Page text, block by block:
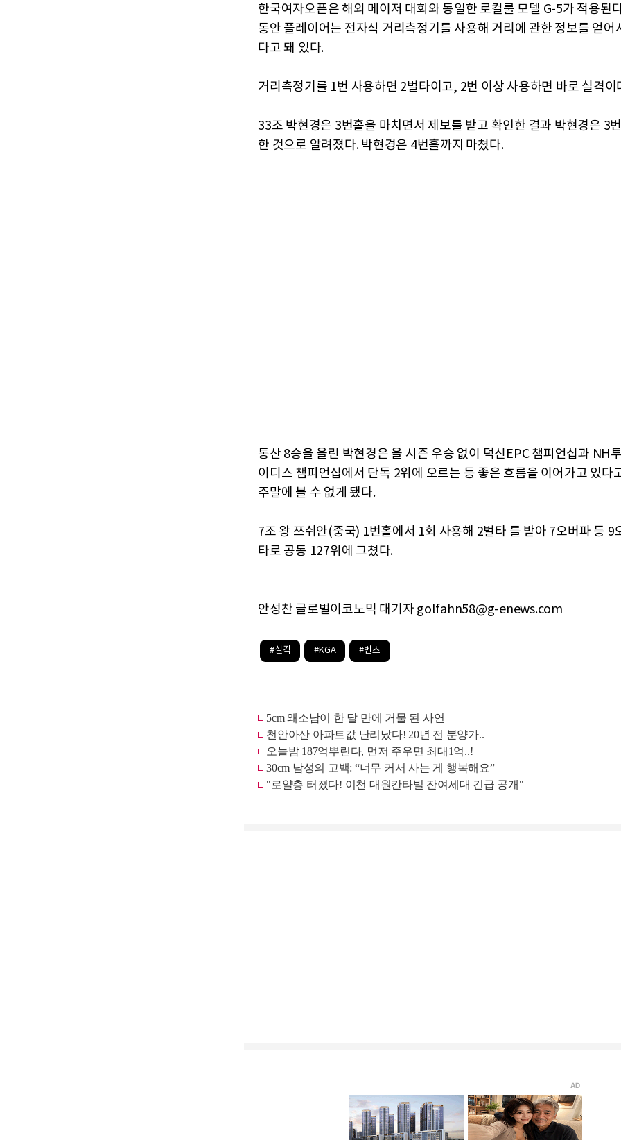
한국여자오픈은 해외 메이저 대회와 동일한 로컬룰 모델 G-5가 적용된
동안 플레이어는 전자식 거리측정기를 사용해 거리에 관한 정보를 얻어
다고 돼 있다.
거리측정기를 1번 사용하면 2벌타이고, 2번 이상 사용하면 바로 실격이
33조 박현경은 3번홀을 마치면서 제보를 받고 확인한 결과 박현경은 3
한 것으로 알려졌다. 박현경은 4번홀까지 마쳤다.
통산 8승을 올린 박현경은 올 시즌 우승 없이 덕신EPC 챔피언십과 NH
이디스 챔피언십에서 단독 2위에 오르는 등 좋은 흐름을 이어가고 있다
주말에 볼 수 없게 됐다.
7조 왕 쯔쉬안(중국) 1번홀에서 1회 사용해 2벌타 를 받아 7오버파 등 9
타로 공동 127위에 그쳤다.
안성찬 글로벌이코노믹 대기자 golfahn58@g-enews.com
#실격 #KGA #벤츠